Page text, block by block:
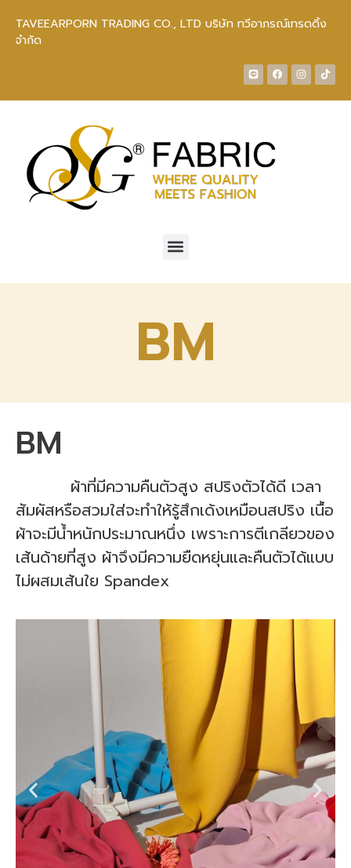
TAVEEARPORN TRADING CO., LTD บริษัท ทวีอาภรณ์เทรดดิ้ง
จำกัด
BM
BM
ผ้าที่มีความคืนตัวสูง สปริงตัวได้ดี เวลา
สัมผัสหรือสวมใส่จะทำให้รู้สึกเด้งเหมือนสปริง เนื้อ
ผ้าจะมีน้ำหนักประมาณหนึ่ง เพราะการตีเกลียวของ
เส้นด้ายที่สูง ผ้าจึงมีความยืดหยุ่นและคืนตัวได้แบบ
ไม่ผสมเส้นใย Spandex